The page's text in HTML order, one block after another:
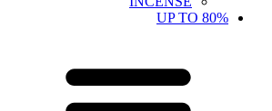
UP TO 80%